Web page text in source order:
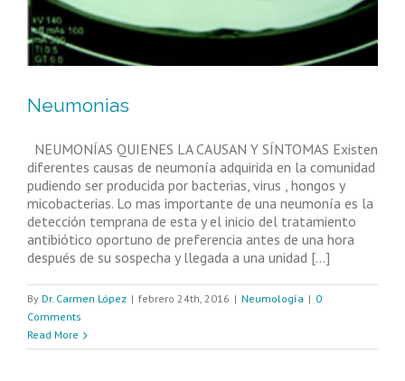
Neumonias
NEUMONÍAS QUIENES LA CAUSAN Y SÍNTOMAS Existen
diferentes causas de neumonía adquirida en la comunidad
pudiendo ser producida por bacterias, virus , hongos y
micobacterias. Lo mas importante de una neumonía es la
detección temprana de esta y el inicio del tratamiento
antibiótico oportuno de preferencia antes de una hora
después de su sospecha y llegada a una unidad [...]
By Dr. Carmen López | febrero 24th, 2016 | Neumología | 0
Comments
Read More